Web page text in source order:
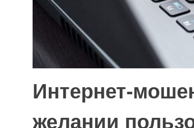
Интернет-
желании